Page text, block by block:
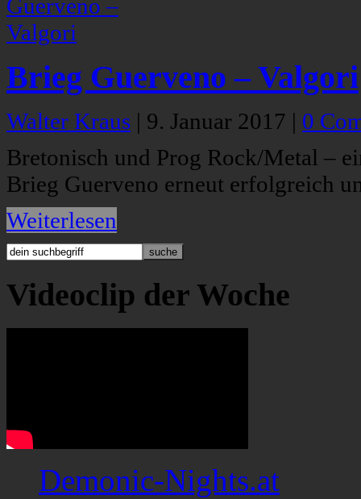
Brieg Guerveno – Valgori
Walter Kraus | 9. Januar 2017 | 0
Bretonisch und Prog Rock/Metal –
Brieg Guerveno erneut erfolgreich
Weiterlesen
Videoclip der Woche
Demonic-Nights.at